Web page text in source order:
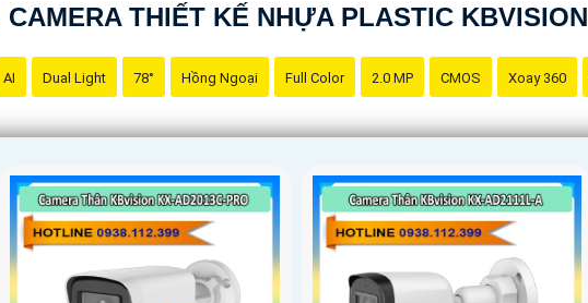
CAMERA THIẾT KẾ NHỰA PLASTIC KBVISION
AI Dual Light 78° Hồng Ngoại Full Color 2.0 MP CMOS Xoay 360